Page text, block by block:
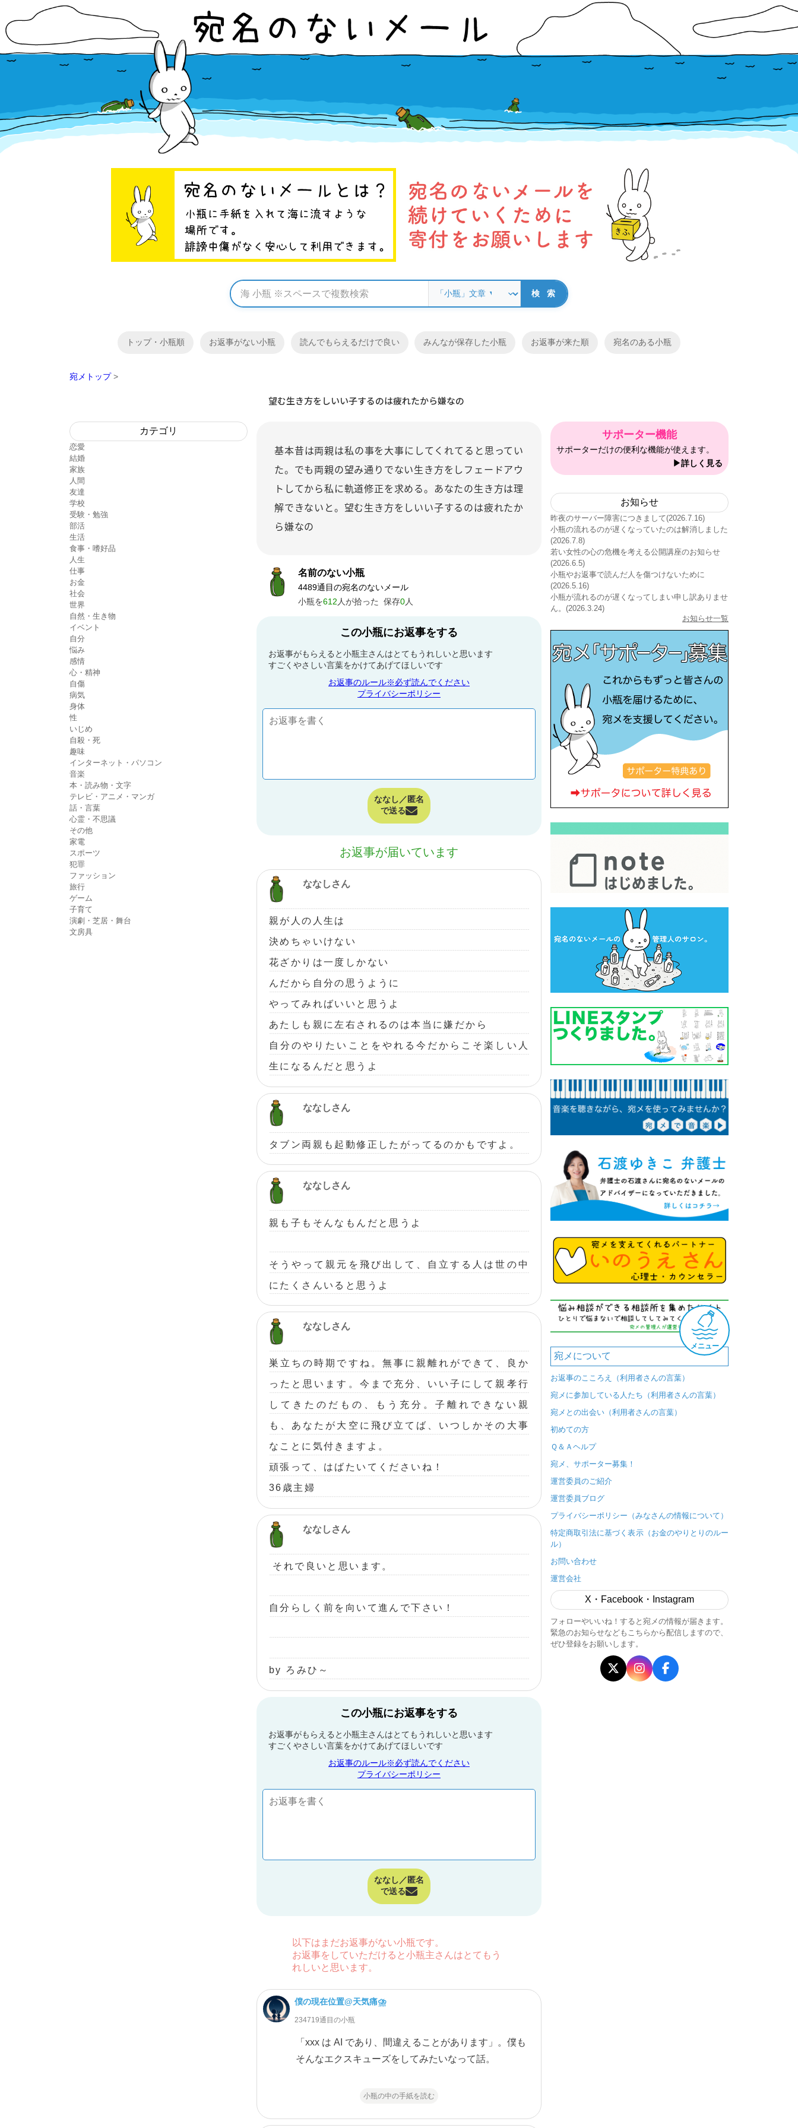
メニュー
トップ・小瓶順 お返事がない小瓶 読んでもらえるだけで良い みんなが保存した小瓶 お返事が来た順 宛名のある小瓶
宛メトップ >
望む生き方をしいい子するのは疲れたから嫌なの
カテゴリ
恋愛
結婚
家族
人間
友達
学校
受験・勉強
部活
生活
食事・嗜好品
人生
仕事
お金
社会
世界
自然・生き物
イベント
自分
悩み
感情
心・精神
自傷
病気
身体
性
いじめ
自殺・死
趣味
インターネット・パソコン
音楽
本・読み物・文字
テレビ・アニメ・マンガ
話・言葉
心霊・不思議
その他
家電
スポーツ
犯罪
ファッション
旅行
ゲーム
子育て
演劇・芝居・舞台
文房具
基本昔は両親は私の事を大事にしてくれてると思ってい
た。でも両親の望み通りでない生き方をしフェードアウ
トしてから私に軌道修正を求める。あなたの生き方は理
解できないと。望む生き方をしいい子するのは疲れたか
ら嫌なの
名前のない小瓶
4489通目の宛名のないメール
小瓶を612 人が拾った 保存0 人
この小瓶にお返事をする
お返事がもらえると小瓶主さんはとてもうれしいと思います
すごくやさしい言葉をかけてあげてほしいです
お返事のルール※必ず読んでください
プライバシーポリシー
ななし／匿名
で送る
お返事が届いています
ななしさん
親が人の人生は
決めちゃいけない
花ざかりは一度しかない
んだから自分の思うように
やってみればいいと思うよ
あたしも親に左右されるのは本当に嫌だから
自分のやりたいことをやれる今だからこそ楽しい人
生になるんだと思うよ
ななしさん
タブン両親も起動修正したがってるのかもですよ。
ななしさん
親も子もそんなもんだと思うよ
そうやって親元を飛び出して、自立する人は世の中
にたくさんいると思うよ
ななしさん
巣立ちの時期ですね。無事に親離れができて、良か
ったと思います。今まで充分、いい子にして親孝行
してきたのだもの、もう充分。子離れできない親
も、あなたが大空に飛び立てば、いつしかその大事
なことに気付きますよ。
頑張って、はばたいてくださいね！
36歳主婦
ななしさん
それで良いと思います。
自分らしく前を向いて進んで下さい！
by ろみひ～
この小瓶にお返事をする
お返事がもらえると小瓶主さんはとてもうれしいと思います
すごくやさしい言葉をかけてあげてほしいです
お返事のルール※必ず読んでください
プライバシーポリシー
ななし／匿名
で送る
以下はまだお返事がない小瓶です。
お返事をしていただけると小瓶主さんはとてもう
れしいと思います。
僕の現在位置@天気痛⛈
234719通目の小瓶
「xxx は AI であり、間違えることがあります」。僕も
そんなエクスキューズをしてみたいなって話。
小瓶の中の手紙を読む
サポーター機能
サポーターだけの便利な機能が使えます。
▶詳しく見る
お知らせ
昨夜のサーバー障害につきまして(2026.7.16)
小瓶の流れるのが遅くなっていたのは解消しました
(2026.7.8)
若い女性の心の危機を考える公開講座のお知らせ
(2026.6.5)
小瓶やお返事で読んだ人を傷つけないために
(2026.5.16)
小瓶が流れるのが遅くなってしまい申し訳ありませ
ん。(2026.3.24)
お知らせ一覧
宛メについて
お返事のこころえ（利用者さんの言葉）
宛メに参加している人たち（利用者さんの言葉）
宛メとの出会い（利用者さんの言葉）
初めての方
Ｑ＆Ａヘルプ
宛メ、サポーター募集！
運営委員のご紹介
運営委員ブログ
プライバシーポリシー（みなさんの情報について）
特定商取引法に基づく表示（お金のやりとりのルー
ル）
お問い合わせ
運営会社
X・Facebook・Instagram
フォローやいいね！すると宛メの情報が届きます。
緊急のお知らせなどもこちらから配信しますので、
ぜひ登録をお願いします。